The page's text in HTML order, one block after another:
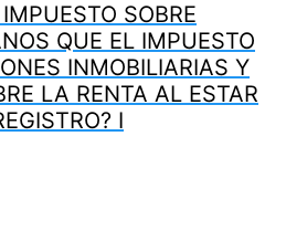
SOBRE
QUE EL IMPUESTO
INMOBILIARIAS Y
LA RENTA AL ESTAR
I